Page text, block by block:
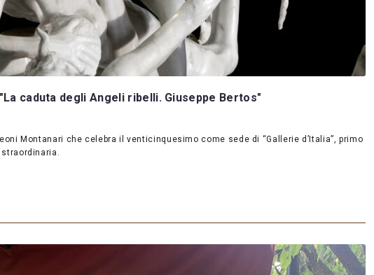
caduta degli Angeli ribelli. Giuseppe Bertos"
Montanari che celebra il venticinquesimo come sede di “Gallerie d’Italia”, primo